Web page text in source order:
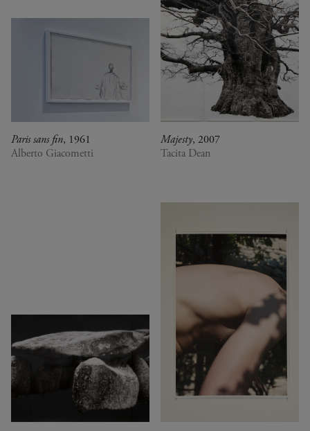
Paris sans fin, 1961
Alberto Giacometti
Majesty, 2007
Tacita Dean